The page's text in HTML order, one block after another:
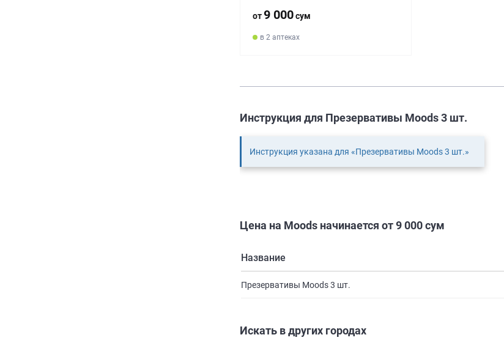
от9 000сум
в 2 аптеках
Инструкция для Презервативы Moods 3 шт.
Инструкция указана для «Презервативы Moods 3 шт.»
Цена на Moods начинается от 9 000 сум
Название
Презервативы Moods 3 шт.
Искать в других городах